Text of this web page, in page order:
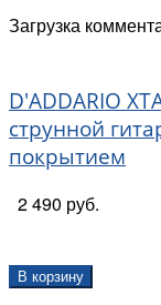
Загрузка
D'ADDARIO
струнной
покрытием
2 490 руб.
В корзину